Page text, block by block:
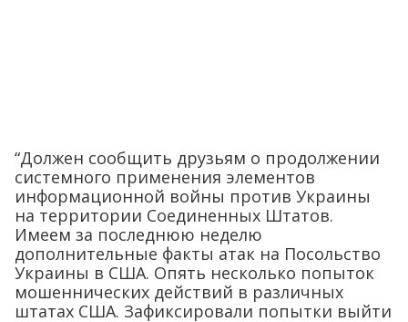
“Должен сообщить друзьям о продолжении
системного применения элементов
информационной войны против Украины
на территории Соединенных Штатов.
Имеем за последнюю неделю
дополнительные факты атак на Посольство
Украины в США. Опять несколько попыток
мошеннических действий в различных
штатах США. Зафиксировали попытки выйти